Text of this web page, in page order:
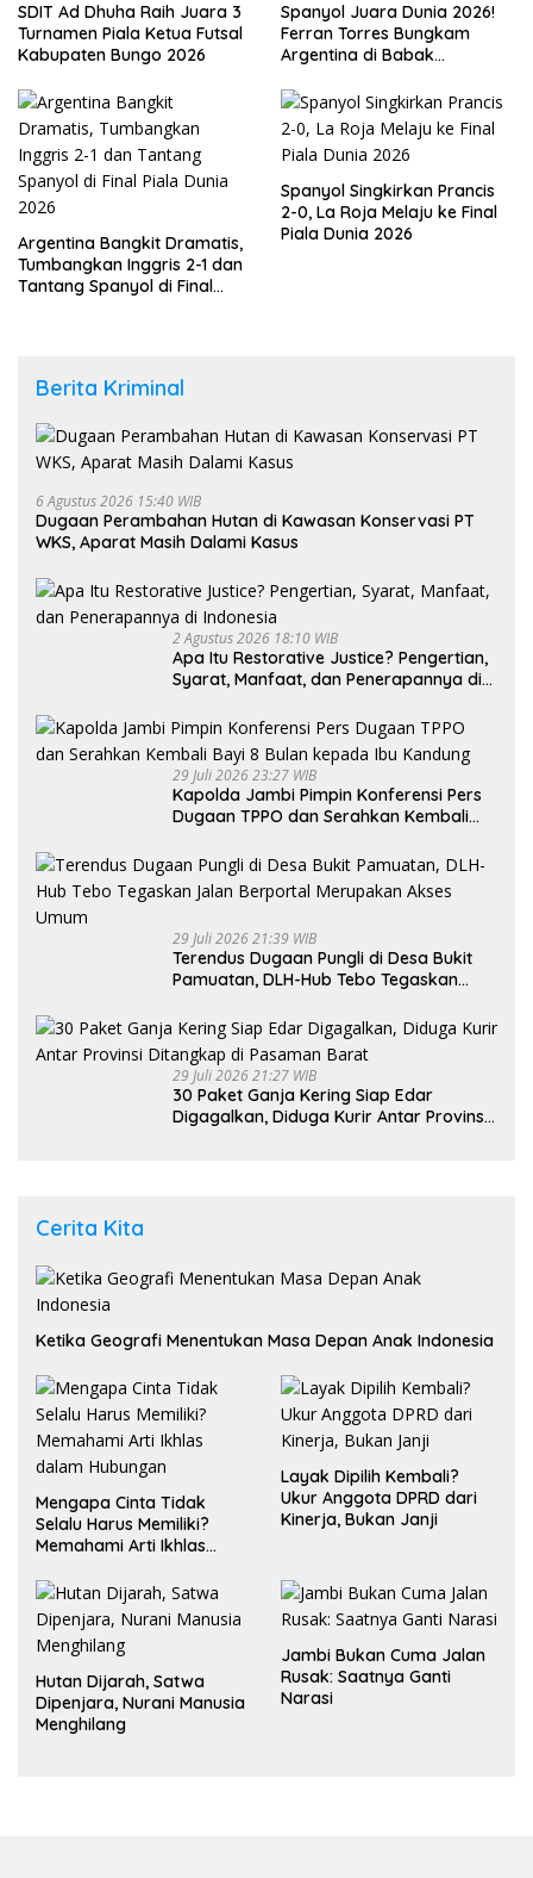
SDIT Ad Dhuha Raih Juara 3
Turnamen Piala Ketua Futsal
Kabupaten Bungo 2026
Spanyol Juara Dunia 2026!
Ferran Torres Bungkam
Argentina di Babak
Argentina Bangkit Dramatis,
Tumbangkan Inggris 2-1 dan
Tantang Spanyol di Final
Spanyol Singkirkan Prancis
2-0, La Roja Melaju ke Final
Piala Dunia 2026
Berita Kriminal
6 Agustus 2026 15:40 WIB
Dugaan Perambahan Hutan di Kawasan Konservasi PT
WKS, Aparat Masih Dalami Kasus
2 Agustus 2026 18:10 WIB
Apa Itu Restorative Justice? Pengertian,
Syarat, Manfaat, dan Penerapannya di
29 Juli 2026 23:27 WIB
Kapolda Jambi Pimpin Konferensi Pers
Dugaan TPPO dan Serahkan Kembali
29 Juli 2026 21:39 WIB
Terendus Dugaan Pungli di Desa Bukit
Pamuatan, DLH-Hub Tebo Tegaskan
Umum
29 Juli 2026 21:27 WIB
30 Paket Ganja Kering Siap Edar
Digagalkan, Diduga Kurir Antar Provinsi
Cerita Kita
Ketika Geografi Menentukan Masa Depan Anak Indonesia
Mengapa Cinta Tidak
Selalu Harus Memiliki?
Memahami Arti Ikhlas
Layak Dipilih Kembali?
Ukur Anggota DPRD dari
Kinerja, Bukan Janji
Hutan Dijarah, Satwa
Dipenjara, Nurani Manusia
Menghilang
Jambi Bukan Cuma Jalan
Rusak: Saatnya Ganti
Narasi